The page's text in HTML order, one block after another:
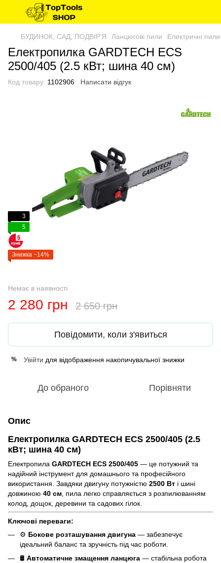
БУДИНОК, САД, ПОДВІР'Я Ланцюгові пили Електричні пили
Електропилка GARDTECH ECS
2500/405 (2.5 кВт; шина 40 см)
Код товару: 1102906 Написати відгук
3
5
Знижка −14%
Немає в наявності
2 280 грн 2 650 грн
Повідомити, коли з'явиться
% Увійти для відображення накопичувальної знижки
До обраного Порівняти
Опис
Електропилка GARDTECH ECS 2500/405 (2.5
кВт; шина 40 см)
Електропила GARDTECH ECS 2500/405 — це потужний та
надійний інструмент для домашнього та професійного
використання. Завдяки двигуну потужністю 2500 Вт і шині
довжиною 40 см , пила легко справляється з розпилюванням
колод, дощок, деревини та садових гілок.
Ключові переваги:
⚙️ Бокове розташування двигуна — забезпечує
ідеальний баланс та зручність під час роботи.
🛢️ Автоматичне змащення ланцюга — стабільна робота